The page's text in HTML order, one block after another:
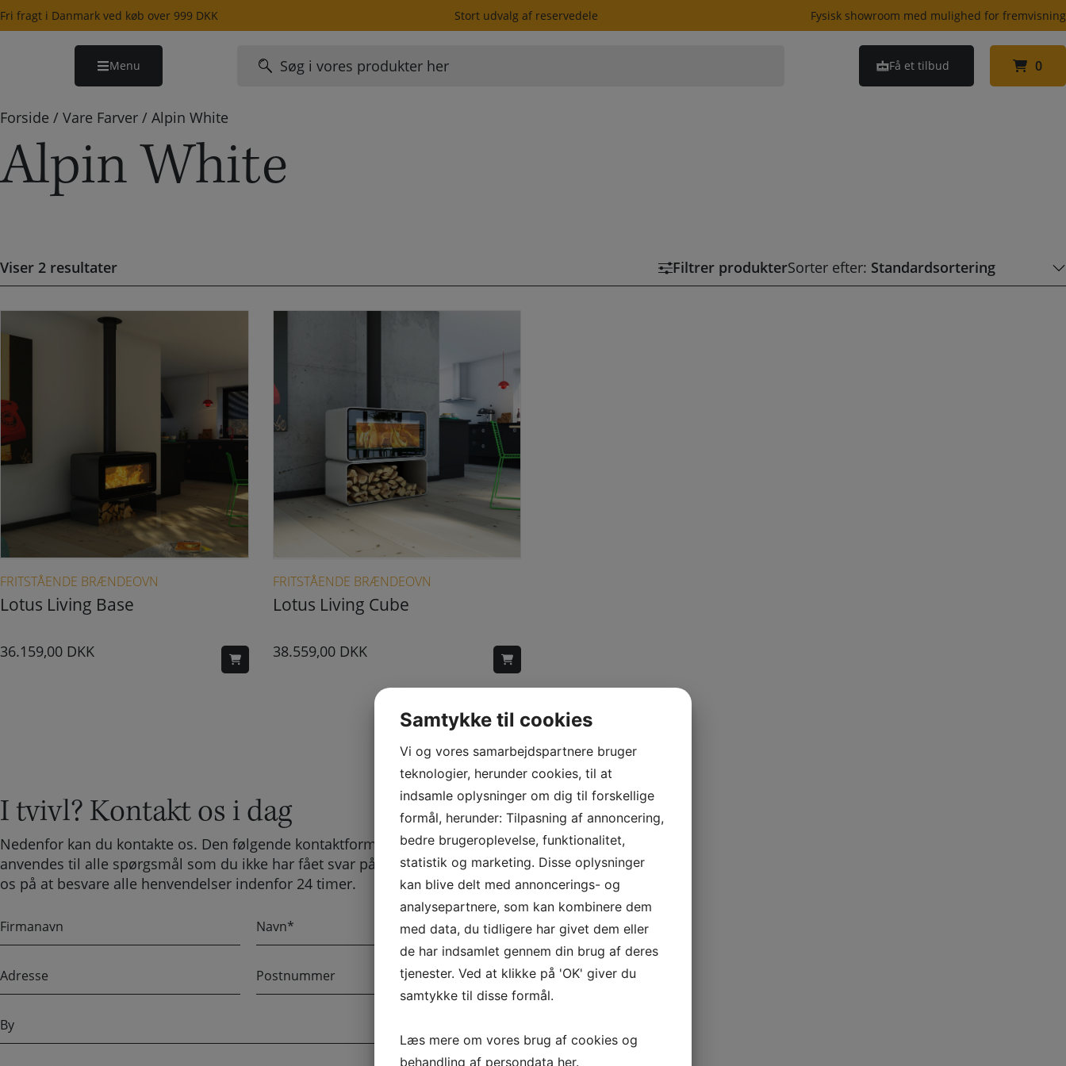
Hop
til
Fri fragt i Danmark ved køb over 999 DKK Stort udvalg af reservedele Fysisk showroom med mulighed for fremvisning
Menu
efter:
Få et tilbud 0
0
Forside / Vare Farver / Alpin White
Alpin White
Viser 2 resultater Filtrer produkterSorter efter:
Dette vare har flere varianter. Mulighederne kan vælges på varesiden
FRITSTÅENDE BRÆNDEOVN
Lotus Living Base
36.159,00 DKK
Dette vare har flere varianter. Mulighederne kan vælges på varesiden
FRITSTÅENDE BRÆNDEOVN
Lotus Living Cube
38.559,00 DKK
I tvivl? Kontakt os i dag
Nedenfor kan du kontakte os. Den følgende kontaktformular kan
anvendes til alle spørgsmål som du ikke har fået svar på her. Vi bestræber
os på at besvare alle henvendelser indenfor 24 timer.
i
r
m
a
a
a
v
n
d
r
e
s
o
s
y
Samtykke til cookies
Vi og vores samarbejdspartnere bruger
teknologier, herunder cookies, til at
indsamle oplysninger om dig til forskellige
formål, herunder: Tilpasning af annoncering,
bedre brugeroplevelse, funktionalitet,
statistik og marketing. Disse oplysninger
kan blive delt med annoncerings- og
analysepartnere, som kan kombinere dem
med data, du tidligere har givet dem eller
de har indsamlet gennem din brug af deres
tjenester. Ved at klikke på 'OK' giver du
samtykke til disse formål.
Læs mere om vores brug af cookies og
behandling af persondata her.